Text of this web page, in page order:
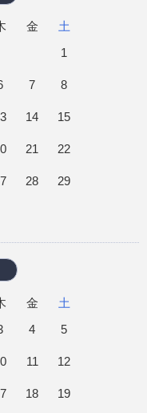
金
土
1
7 8
14 15
21 22
28 29
金
土
4 5
11 12
18 19